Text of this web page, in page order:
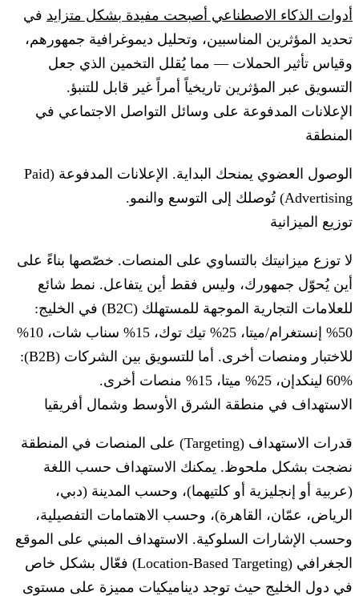
أدوات الذكاء الاصطناعي أصبحت مفيدة بشكل متزايد في
تحديد المؤثرين المناسبين، وتحليل ديموغرافية جمهورهم،
وقياس تأثير الحملات — مما يُقلل التخمين الذي جعل
التسويق عبر المؤثرين تاريخياً أمراً غير قابل للتنبؤ.
الإعلانات المدفوعة على وسائل التواصل الاجتماعي في
المنطقة
الوصول العضوي يمنحك البداية. الإعلانات المدفوعة (Paid
Advertising) تُوصلك إلى التوسع والنمو.
توزيع الميزانية
لا توزع ميزانيتك بالتساوي على المنصات. خصّصها بناءً على
أين يُحوّل جمهورك، وليس فقط أين يتفاعل. نمط شائع
للعلامات التجارية الموجهة للمستهلك (B2C) في الخليج:
50% إنستغرام/ميتا، 25% تيك توك، 15% سناب شات، 10%
للاختبار ومنصات أخرى. أما للتسويق بين الشركات (B2B):
60% لينكدإن، 25% ميتا، 15% منصات أخرى.
الاستهداف في منطقة الشرق الأوسط وشمال أفريقيا
قدرات الاستهداف (Targeting) على المنصات في المنطقة
نضجت بشكل ملحوظ. يمكنك الاستهداف حسب اللغة
(عربية أو إنجليزية أو كلتيهما)، وحسب المدينة (دبي،
الرياض، عمّان، القاهرة)، وحسب الاهتمامات التفصيلية،
وحسب الإشارات السلوكية. الاستهداف المبني على الموقع
الجغرافي (Location-Based Targeting) فعّال بشكل خاص
في دول الخليج حيث توجد ديناميكيات مميزة على مستوى